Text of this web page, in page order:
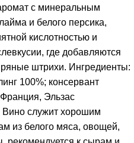
с минеральным
и белого персика,
кислотностью и
где добавляются
штрихи. Ингредиенты:
100%; консервант
Эльзас
Вино служит хорошим
из белого мяса, овощей,